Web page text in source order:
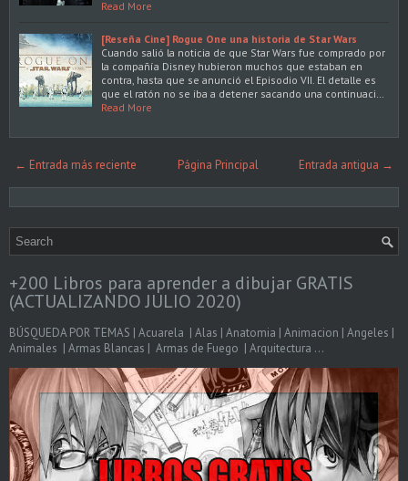
Read More
[Reseña Cine] Rogue One una historia de Star Wars
Cuando salió la noticia de que Star Wars fue comprado por
la compañía Disney hubieron muchos que estaban en
contra, hasta que se anunció el Episodio VII. El detalle es
que el ratón no se iba a detener sacando una continuaci…
Read More
← Entrada más reciente Entrada antigua →
Página Principal
+200 Libros para aprender a dibujar GRATIS
(ACTUALIZANDO JULIO 2020)
BÚSQUEDA POR TEMAS | Acuarela | Alas | Anatomia | Animacion | Angeles |
Animales | Armas Blancas | Armas de Fuego | Arquitectura ...